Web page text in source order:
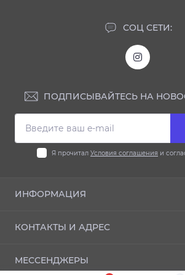
СОЦ СЕТИ:
ПОДПИСЫВАЙТЕСЬ НА
Я прочитал Условия соглашения и
ИНФОРМАЦИЯ
Отзывы
Политика конфиденциальности
КОНТАКТЫ И АДРЕС
МЕССЕНДЖЕРЫ